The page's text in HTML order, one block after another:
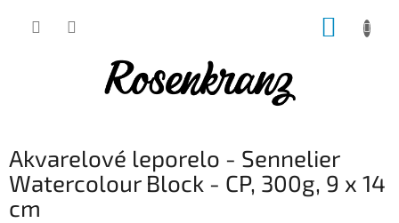
Akvarelové leporelo - Sennelier
Watercolour Block - CP, 300g, 9 x 14
cm